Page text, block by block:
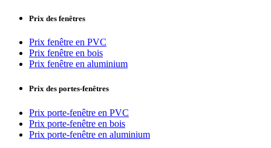
Prix des fenêtres
Prix fenêtre en PVC
Prix fenêtre en bois
Prix fenêtre en aluminium
Prix des portes-fenêtres
Prix porte-fenêtre en PVC
Prix porte-fenêtre en bois
Prix porte-fenêtre en aluminium